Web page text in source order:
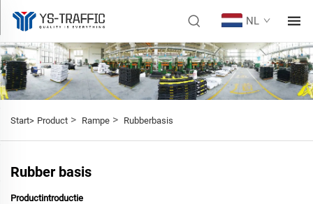
NL
Start> Product > Rampe > Rubberbasis
Rubber basis
Productintroductie